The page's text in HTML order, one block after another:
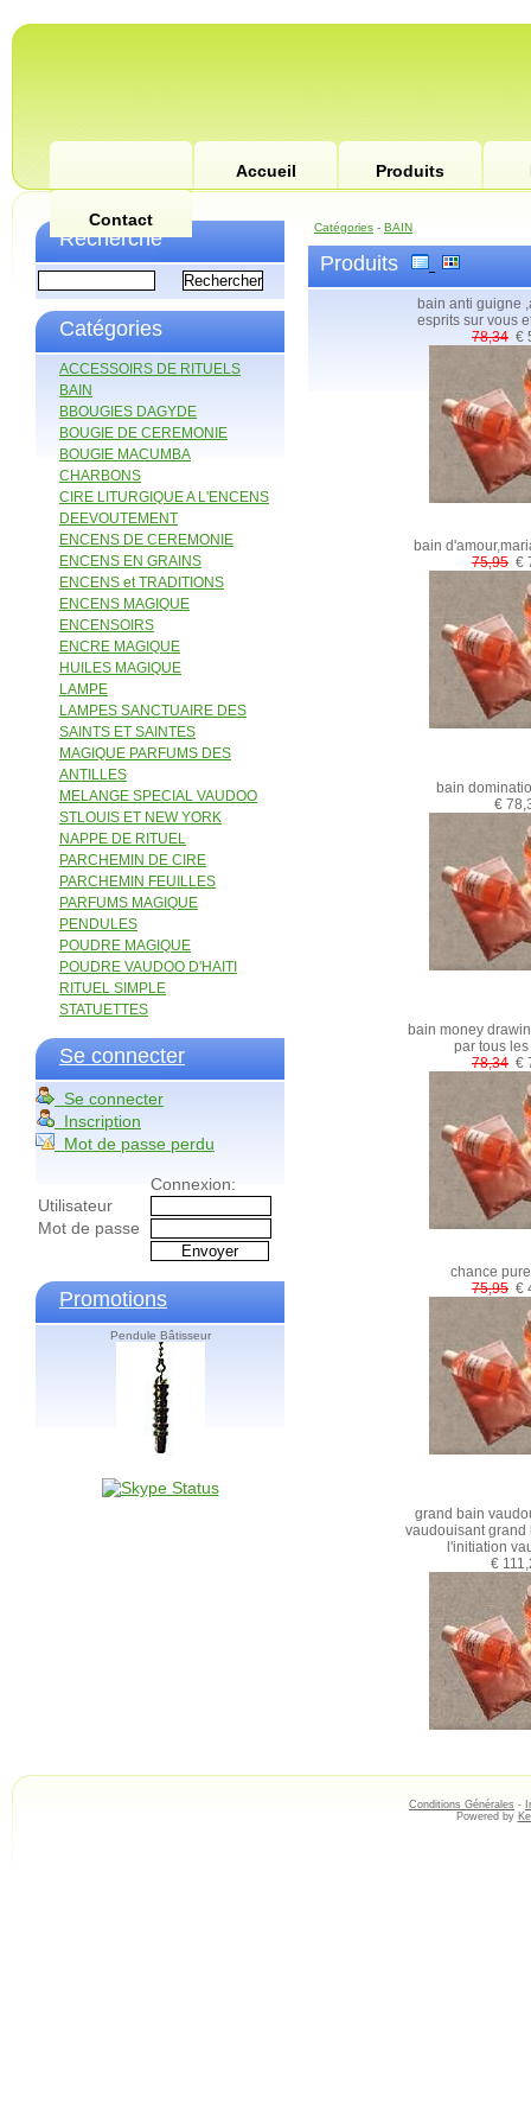
Accueil Produits
Contact
Recherche
Catégories
ACCESSOIRS DE RITUELS
BAIN
BBOUGIES DAGYDE
BOUGIE DE CEREMONIE
BOUGIE MACUMBA
CHARBONS
CIRE LITURGIQUE A L'ENCENS
DEEVOUTEMENT
ENCENS DE CEREMONIE
ENCENS EN GRAINS
ENCENS et TRADITIONS
ENCENS MAGIQUE
ENCENSOIRS
ENCRE MAGIQUE
HUILES MAGIQUE
LAMPE
LAMPES SANCTUAIRE DES
SAINTS ET SAINTES
MAGIQUE PARFUMS DES
ANTILLES
MELANGE SPECIAL VAUDOO
STLOUIS ET NEW YORK
NAPPE DE RITUEL
PARCHEMIN DE CIRE
PARCHEMIN FEUILLES
PARFUMS MAGIQUE
PENDULES
POUDRE MAGIQUE
POUDRE VAUDOO D'HAITI
RITUEL SIMPLE
STATUETTES
Se connecter
Se connecter
Inscription
Mot de passe perdu
Connexion:
Utilisateur
Mot de passe
Promotions
Pendule Bâtisseur
Catégories - BAIN
Produits
bain anti guigne
esprits sur vous
78,34 €
bain
75,95 €
bain
€
bain money
par tous
78,34 €
chance
75,95 €
grand bain
vaudouisant grand
l'initiation
€
Conditions Générales -
Powered by